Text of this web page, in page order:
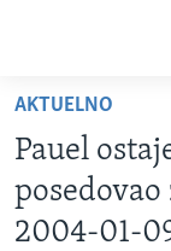
glavni
sadržaj
na
glavnu
NASLOVNA
RUBRIKE
AMERIKA
TV PROGRAM
AKTUELNO
Pauel
2004-01-